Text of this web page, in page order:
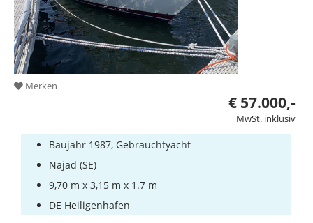
Versicherungen
Yachtwerften
Merken
€ 57.000,-
MwSt. inklusiv
Baujahr 1987, Gebrauchtyacht
Najad (SE)
9,70 m x 3,15 m x 1.7 m
DE Heiligenhafen